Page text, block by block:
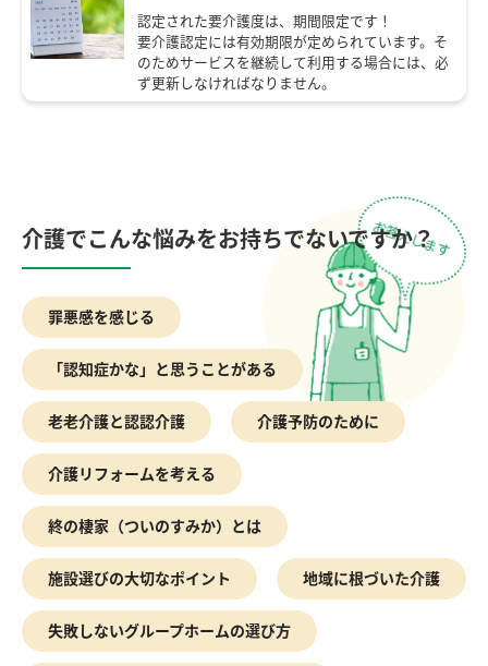
認定された要介護度は、期間限定です！
要介護認定には有効期限が定められています。そ
のためサービスを継続して利用する場合には、必
ず更新しなければなりません。
介護でこんな悩みをお持ちでないですか？
罪悪感を感じる
「認知症かな」と思うことがある
老老介護と認認介護 介護予防のために
介護リフォームを考える
終の棲家（ついのすみか）とは
施設選びの大切なポイント 地域に根づいた介護
失敗しないグループホームの選び方